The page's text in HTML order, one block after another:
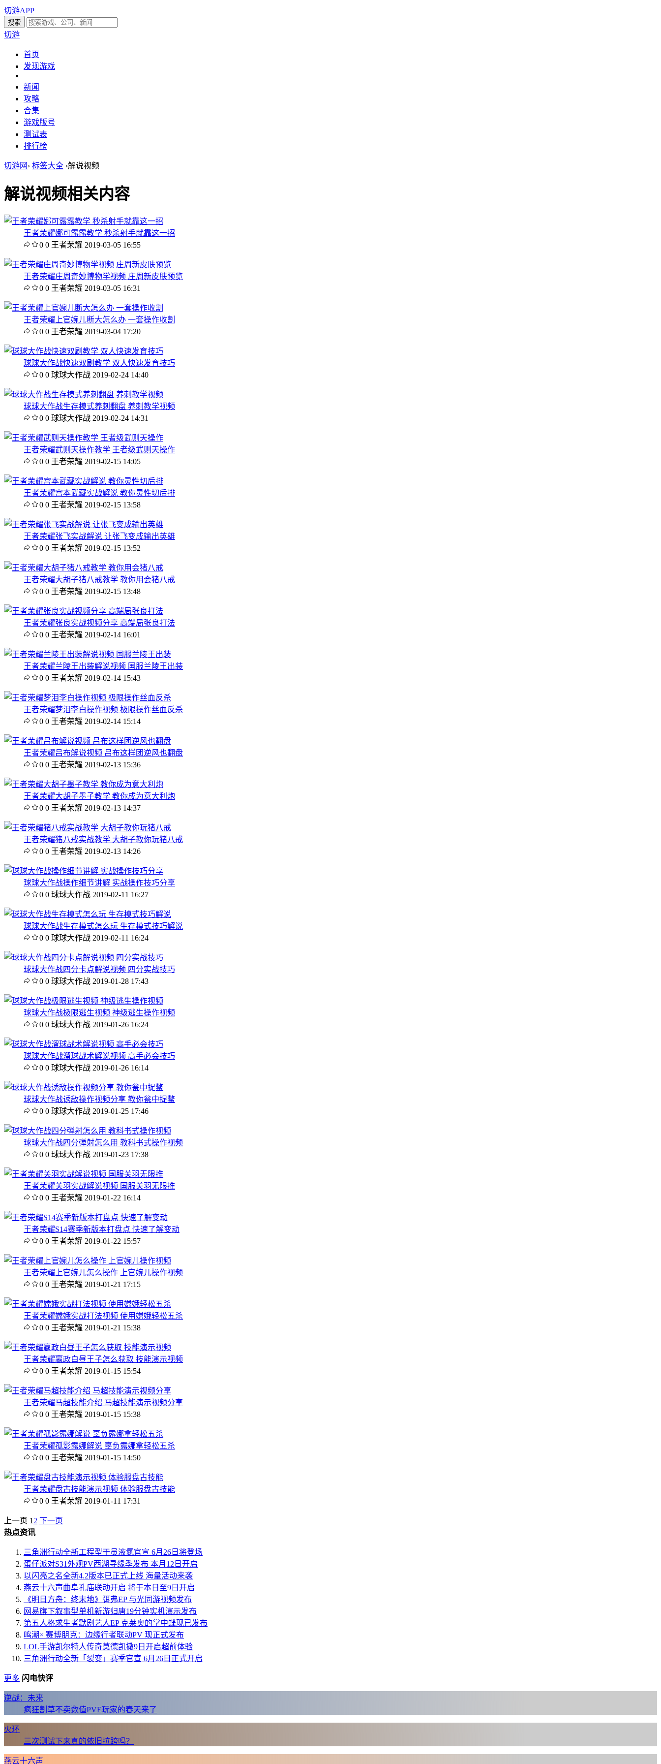
切游APP
切游
首页
发现游戏
新闻
攻略
合集
游戏版号
测试表
排行榜
切游网 › 标签大全 ›解说视频
解说视频相关内容
王者荣耀娜可露露教学 秒杀射手就靠这一招
0 0 王者荣耀 2019-03-05 16:55
王者荣耀庄周奇妙博物学视频 庄周新皮肤预览
0 0 王者荣耀 2019-03-05 16:31
王者荣耀上官婉儿断大怎么办 一套操作收割
0 0 王者荣耀 2019-03-04 17:20
球球大作战快速双刷教学 双人快速发育技巧
0 0 球球大作战 2019-02-24 14:40
球球大作战生存模式养刺翻盘 养刺教学视频
0 0 球球大作战 2019-02-24 14:31
王者荣耀武则天操作教学 王者级武则天操作
0 0 王者荣耀 2019-02-15 14:05
王者荣耀宫本武藏实战解说 教你灵性切后排
0 0 王者荣耀 2019-02-15 13:58
王者荣耀张飞实战解说 让张飞变成输出英雄
0 0 王者荣耀 2019-02-15 13:52
王者荣耀大胡子猪八戒教学 教你用会猪八戒
0 0 王者荣耀 2019-02-15 13:48
王者荣耀张良实战视频分享 高端局张良打法
0 0 王者荣耀 2019-02-14 16:01
王者荣耀兰陵王出装解说视频 国服兰陵王出装
0 0 王者荣耀 2019-02-14 15:43
王者荣耀梦泪李白操作视频 极限操作丝血反杀
0 0 王者荣耀 2019-02-14 15:14
王者荣耀吕布解说视频 吕布这样团逆风也翻盘
0 0 王者荣耀 2019-02-13 15:36
王者荣耀大胡子墨子教学 教你成为意大利炮
0 0 王者荣耀 2019-02-13 14:37
王者荣耀猪八戒实战教学 大胡子教你玩猪八戒
0 0 王者荣耀 2019-02-13 14:26
球球大作战操作细节讲解 实战操作技巧分享
0 0 球球大作战 2019-02-11 16:27
球球大作战生存模式怎么玩 生存模式技巧解说
0 0 球球大作战 2019-02-11 16:24
球球大作战四分卡点解说视频 四分实战技巧
0 0 球球大作战 2019-01-28 17:43
球球大作战极限逃生视频 神级逃生操作视频
0 0 球球大作战 2019-01-26 16:24
球球大作战溜球战术解说视频 高手必会技巧
0 0 球球大作战 2019-01-26 16:14
球球大作战诱敌操作视频分享 教你瓮中捉鳖
0 0 球球大作战 2019-01-25 17:46
球球大作战四分弹射怎么用 教科书式操作视频
0 0 球球大作战 2019-01-23 17:38
王者荣耀关羽实战解说视频 国服关羽无限推
0 0 王者荣耀 2019-01-22 16:14
王者荣耀S14赛季新版本打盘点 快速了解变动
0 0 王者荣耀 2019-01-22 15:57
王者荣耀上官婉儿怎么操作 上官婉儿操作视频
0 0 王者荣耀 2019-01-21 17:15
王者荣耀嫦娥实战打法视频 使用嫦娥轻松五杀
0 0 王者荣耀 2019-01-21 15:38
王者荣耀嬴政白昼王子怎么获取 技能演示视频
0 0 王者荣耀 2019-01-15 15:54
王者荣耀马超技能介绍 马超技能演示视频分享
0 0 王者荣耀 2019-01-15 15:38
王者荣耀孤影露娜解说 辜负露娜拿轻松五杀
0 0 王者荣耀 2019-01-15 14:50
王者荣耀盘古技能演示视频 体验服盘古技能
0 0 王者荣耀 2019-01-11 17:31
上一页 1 2 下一页
热点资讯
三角洲行动全新工程型干员液氮官宣 6月26日将登场
蛋仔派对S31外观PV西湖寻缘季发布 本月12日开启
以闪亮之名全新4.2版本已正式上线 海量活动来袭
燕云十六声曲阜孔庙联动开启 将于本日至9日开启
《明日方舟：终末地》弭弗EP 与光同游视频发布
网易旗下叙事型单机新游归唐19分钟实机演示发布
第五人格求生者默剧艺人EP 克莱奥的掌中蝶现已发布
鸣潮× 赛博朋克：边缘行者联动PV 现正式发布
LOL手游凯尔特人传奇莫德凯撒9日开启超前体验
三角洲行动全新「裂变」赛季官宣 6月26日正式开启
更多 闪电快评
逆战：未来
疯狂割草不卖数值PVE玩家的春天来了
火环
三次测试下来真的依旧拉跨吗？
燕云十六声